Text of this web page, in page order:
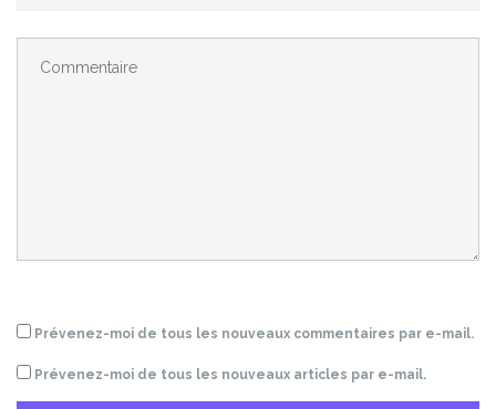
Prévenez-moi de tous les nouveaux commentaires par e-mail.
Prévenez-moi de tous les nouveaux articles par e-mail.